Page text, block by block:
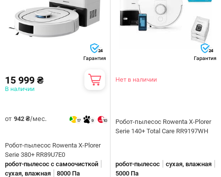
24
Гарантия
15 999 ₴
В наличии
от 942 ₴/мес. 17 9 10
Робот-пылесос Rowenta X-Plorer
Serie 380+ RR89U7E0
робот-пылесос с самоочисткой
сухая, влажная 8000 Па
24
Гарантия
Нет в наличии
Робот-пылесос Rowenta X-Plorer
Serie 140+ Total Care RR9197WH
робот-пылесос сухая, влажная
5000 Па